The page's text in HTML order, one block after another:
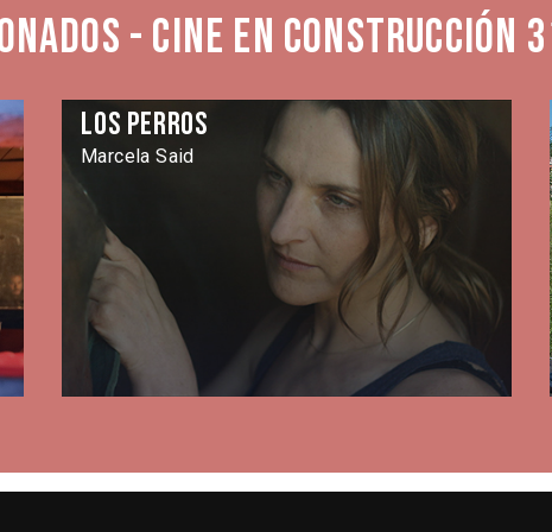
- Cine en Construcción
Los perros
Marcela Said